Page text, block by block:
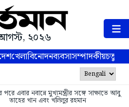
২০২৬
খেলাবিনোদনব্যবসাসম্পাদকীয়
পরে এবার নবান্নে মুখ্যমন্ত্রীর সঙ্গে সাক্ষাতে আবু
তাহের খান এবং খলিলুর রহমান